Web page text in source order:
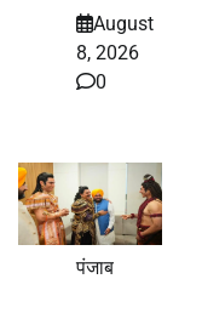
August
8, 2026
0
पंजाब